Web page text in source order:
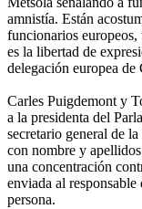
amnistía. Están
funcionarios
es la libertad de
delegación europea de
Carles Puigdemont y
a la presidenta del
secretario general de
con nombre y
una concentración
enviada al responsable
persona.